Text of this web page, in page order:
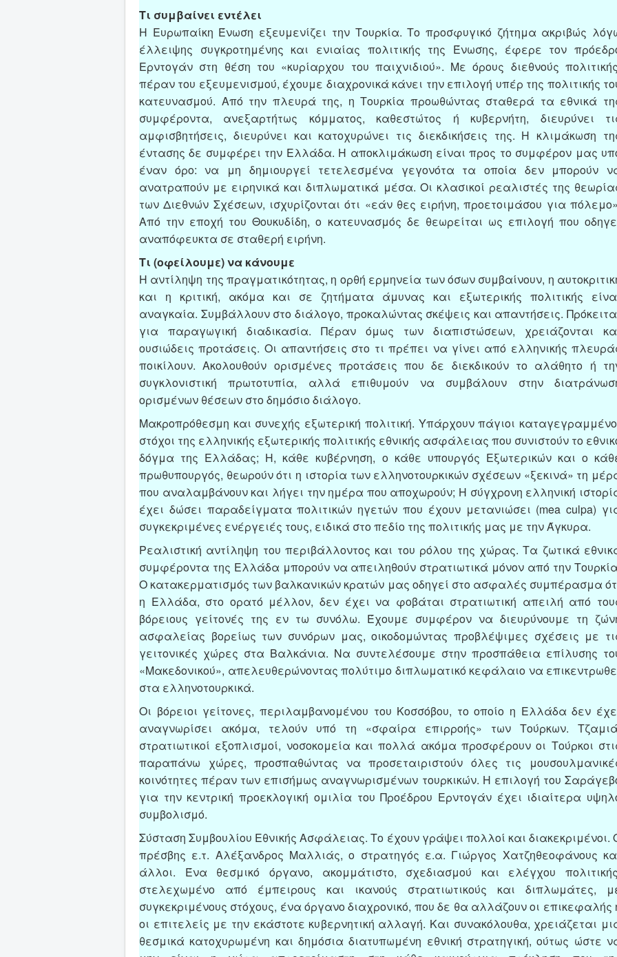
Τι συμβαίνει εντέλει
Η Ευρωπαίκη Ένωση εξευμενίζει την Τουρκία. Το προσφυγικό ζήτημα ακριβώς
έλλειψης συγκροτημένης και ενιαίας πολιτικής της Ένωσης, έφερε τον
Ερντογάν στη θέση του «κυρίαρχου του παιχνιδιού». Με όρους διεθνούς
πέραν του εξευμενισμού, έχουμε διαχρονικά κάνει την επιλογή υπέρ της πολιτικής
κατευνασμού. Από την πλευρά της, η Τουρκία προωθώντας σταθερά τα εθνικά
συμφέροντα, ανεξαρτήτως κόμματος, καθεστώτος ή κυβερνήτη, διευρύνει
αμφισβητήσεις, διευρύνει και κατοχυρώνει τις διεκδικήσεις της. Η κλιμάκωση
έντασης δε συμφέρει την Ελλάδα. Η αποκλιμάκωση είναι προς το συμφέρον μας
έναν όρο: να μη δημιουργεί τετελεσμένα γεγονότα τα οποία δεν μπορούν
ανατραπούν με ειρηνικά και διπλωματικά μέσα. Οι κλασικοί ρεαλιστές της
των Διεθνών Σχέσεων, ισχυρίζονται ότι «εάν θες ειρήνη, προετοιμάσου για
Από την εποχή του Θουκυδίδη, ο κατευνασμός δε θεωρείται ως επιλογή που
αναπόφευκτα σε σταθερή ειρήνη.
Τι (οφείλουμε) να κάνουμε
Η αντίληψη της πραγματικότητας, η ορθή ερμηνεία των όσων συμβαίνουν, η
και η κριτική, ακόμα και σε ζητήματα άμυνας και εξωτερικής πολιτικής
αναγκαία. Συμβάλλουν στο διάλογο, προκαλώντας σκέψεις και απαντήσεις.
για παραγωγική διαδικασία. Πέραν όμως των διαπιστώσεων, χρειάζονται
ουσιώδεις προτάσεις. Οι απαντήσεις στο τι πρέπει να γίνει από ελληνικής
ποικίλουν. Ακολουθούν ορισμένες προτάσεις που δε διεκδικούν το αλάθητο ή
συγκλονιστική πρωτοτυπία, αλλά επιθυμούν να συμβάλουν στην
ορισμένων θέσεων στο δημόσιο διάλογο.
Μακροπρόθεσμη και συνεχής εξωτερική πολιτική. Υπάρχουν πάγιοι
στόχοι της ελληνικής εξωτερικής πολιτικής εθνικής ασφάλειας που συνιστούν το
δόγμα της Ελλάδας; Η, κάθε κυβέρνηση, ο κάθε υπουργός Εξωτερικών και ο
πρωθυπουργός, θεωρούν ότι η ιστορία των ελληνοτουρκικών σχέσεων «ξεκινά» τη
που αναλαμβάνουν και λήγει την ημέρα που αποχωρούν; Η σύγχρονη ελληνική
έχει δώσει παραδείγματα πολιτικών ηγετών που έχουν μετανιώσει (mea culpa)
συγκεκριμένες ενέργειές τους, ειδικά στο πεδίο της πολιτικής μας με την Άγκυρα.
Ρεαλιστική αντίληψη του περιβάλλοντος και του ρόλου της χώρας. Τα ζωτικά
συμφέροντα της Ελλάδα μπορούν να απειληθούν στρατιωτικά μόνον από την
Ο κατακερματισμός των βαλκανικών κρατών μας οδηγεί στο ασφαλές συμπέρασμα
η Ελλάδα, στο ορατό μέλλον, δεν έχει να φοβάται στρατιωτική απειλή από
βόρειους γείτονές της εν τω συνόλω. Έχουμε συμφέρον να διευρύνουμε τη
ασφαλείας βορείως των συνόρων μας, οικοδομώντας προβλέψιμες σχέσεις με
γειτονικές χώρες στα Βαλκάνια. Να συντελέσουμε στην προσπάθεια επίλυσης
«Μακεδονικού», απελευθερώνοντας πολύτιμο διπλωματικό κεφάλαιο να
στα ελληνοτουρκικά.
Οι βόρειοι γείτονες, περιλαμβανομένου του Κοσσόβου, το οποίο η Ελλάδα δεν
αναγνωρίσει ακόμα, τελούν υπό τη «σφαίρα επιρροής» των Τούρκων.
στρατιωτικοί εξοπλισμοί, νοσοκομεία και πολλά ακόμα προσφέρουν οι Τούρκοι
παραπάνω χώρες, προσπαθώντας να προσεταιριστούν όλες τις
κοινότητες πέραν των επισήμως αναγνωρισμένων τουρκικών. Η επιλογή του
για την κεντρική προεκλογική ομιλία του Προέδρου Ερντογάν έχει ιδιαίτερα
συμβολισμό.
Σύσταση Συμβουλίου Εθνικής Ασφάλειας. Το έχουν γράψει πολλοί και διακεκριμένοι.
πρέσβης ε.τ. Αλέξανδρος Μαλλιάς, ο στρατηγός ε.α. Γιώργος Χατζηθεοφάνους
άλλοι. Ένα θεσμικό όργανο, ακομμάτιστο, σχεδιασμού και ελέγχου
στελεχωμένο από έμπειρους και ικανούς στρατιωτικούς και διπλωμάτες,
συγκεκριμένους στόχους, ένα όργανο διαχρονικό, που δε θα αλλάζουν οι επικεφαλής
οι επιτελείς με την εκάστοτε κυβερνητική αλλαγή. Και συνακόλουθα, χρειάζεται
θεσμικά κατοχυρωμένη και δημόσια διατυπωμένη εθνική στρατηγική, ούτως ώστε